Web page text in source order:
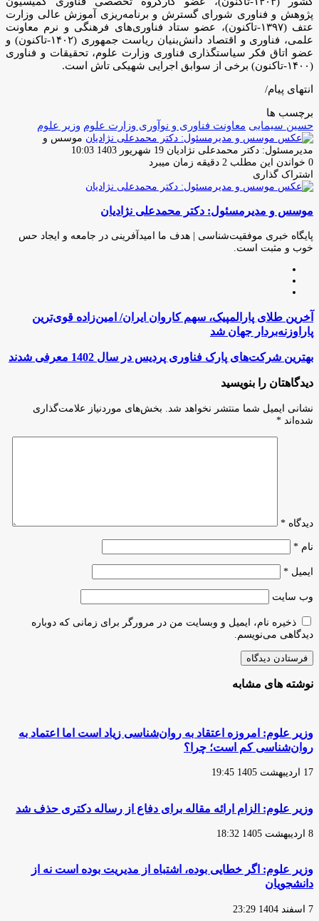
پژوهش و فناوری شورای گسترش و برنامه‌ریزی آموزش عالی وزارت
عتف (۱۳۹۷-تاکنون)، عضو ستاد فناوری‌های فرهنگی و نرم معاونت
علمی، فناوری و اقتصاد دانش‌بنیان ریاست جمهوری (۱۴۰۲-تاکنون) و
عضو اتاق فکر سیاستگذاری فناوری وزارت علوم، تحقیقات و فناوری
(۱۴۰۰-تاکنون) برخی از سوابق اجرایی شهیکی تاش است.
انتهای پیام/
برچسب ها
حسین سیمایی معاونت فناوری و نوآوری وزارت علوم وزیر علوم
موسس و
مدیرمسئول: دکتر محمدعلی نژادیان ارسال
ایمیل
19 شهریور 1403 10:03
0 خواندن این مطلب 2 دقیقه زمان میبرد
اشتراک گذاری
فیس
توئیتر
لینکدین
واتس
تلگرام
اشتراک
از
ایمیل
چاپ
موسس و مدیرمسئول: دکتر محمدعلی نژادیان
پایگاه خبری موفقیت‌شناسی | هدف ما امیدآفرینی در جامعه و ایجاد حس
خوب و مثبت است.
آخرین
طلای
پارالمپیک،
کاروان
ایران/
امین‌زاده
پاراوزنه‌بردار
جهان
آخرین طلای پارالمپیک، سهم کاروان ایران/ امین‌زاده قوی‌ترین
پاراوزنه‌بردار جهان شد
بهترین
پارک
پردیس
در
بهترین شرکت‌های پارک فناوری پردیس در سال 1402 معرفی شدند
دیدگاهتان را بنویسید
نشانی ایمیل شما منتشر نخواهد شد.
بخش‌های موردنیاز علامت‌گذاری
شده‌اند *
دیدگاه *
نام *
ایمیل *
وب‌ سایت
ذخیره نام، ایمیل و وبسایت من در مرورگر برای زمانی که دوباره
دیدگاهی می‌نویسم.
نوشته های مشابه
وزیر علوم: امروزه اعتقاد به روان‌شناسی زیاد است اما اعتماد به
روان‌شناسی کم است؛ چرا؟
17 اردیبهشت 1405 19:45
وزیر علوم: الزام ارائه مقاله برای دفاع از رساله دکتری حذف شد
8 اردیبهشت 1405 18:32
وزیر علوم: اگر خطایی بوده، اشتباه از مدیریت بوده است نه از
دانشجویان
7 اسفند 1404 23:29